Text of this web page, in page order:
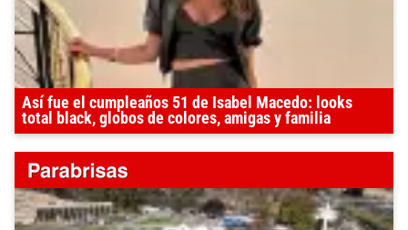
Así fue el cumpleaños 51 de Isabel Macedo: looks
total black, globos de colores, amigas y familia